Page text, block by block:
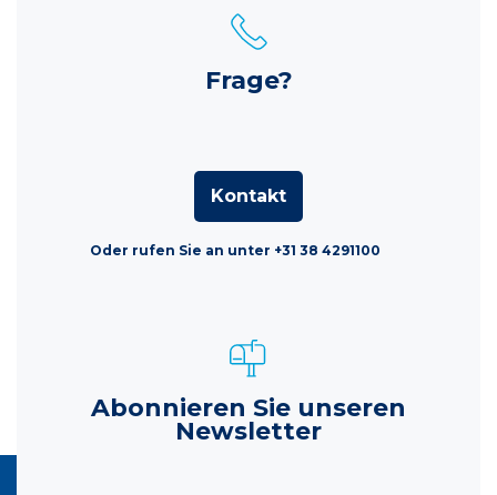
Frage?
Kontakt
Oder rufen Sie an unter +31 38 4291100
Abonnieren Sie unseren
Newsletter